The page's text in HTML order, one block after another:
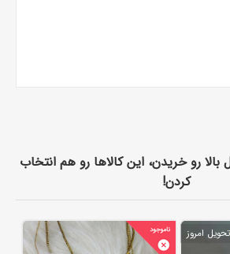
رو خریدن، این کالاها رو هم انتخاب
کردن!
تحویل امروز